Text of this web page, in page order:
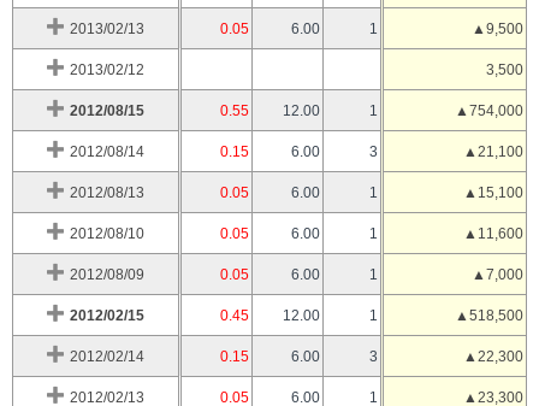
2013/02/13 0.05 6.00 1 ▲9,500
2013/02/12 3,500
2012/08/15 0.55 12.00 1 ▲754,000
2012/08/14 0.15 6.00 3 ▲21,100
2012/08/13 0.05 6.00 1 ▲15,100
2012/08/10 0.05 6.00 1 ▲11,600
2012/08/09 0.05 6.00 1 ▲7,000
2012/02/15 0.45 12.00 1 ▲518,500
2012/02/14 0.15 6.00 3 ▲22,300
2012/02/13 0.05 6.00 1 ▲23,300